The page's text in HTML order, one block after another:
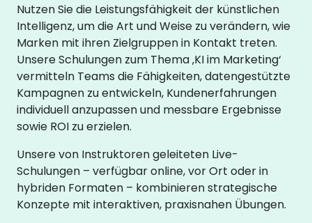
Nutzen Sie die Leistungsfähigkeit der künstlichen
Intelligenz, um die Art und Weise zu verändern, wie
Marken mit ihren Zielgruppen in Kontakt treten.
Unsere Schulungen zum Thema ‚KI im Marketing‘
vermitteln Teams die Fähigkeiten, datengestützte
Kampagnen zu entwickeln, Kundenerfahrungen
individuell anzupassen und messbare Ergebnisse
sowie ROI zu erzielen.
Unsere von Instruktoren geleiteten Live-
Schulungen – verfügbar online, vor Ort oder in
hybriden Formaten – kombinieren strategische
Konzepte mit interaktiven, praxisnahen Übungen.